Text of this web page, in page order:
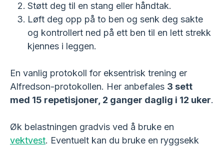
Støtt deg til en stang eller håndtak.
Løft deg opp på to ben og senk deg sakte
og kontrollert ned på ett ben til en lett strekk
kjennes i leggen.
En vanlig protokoll for eksentrisk trening er
Alfredson-protokollen. Her anbefales 3 sett
med 15 repetisjoner, 2 ganger daglig i 12 uker.
Øk belastningen gradvis ved å bruke en
vektvest. Eventuelt kan du bruke en ryggsekk